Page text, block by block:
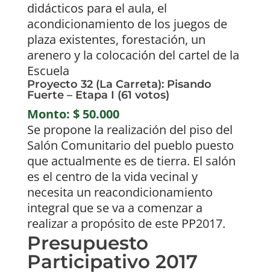
didácticos para el aula, el
acondicionamiento de los juegos de
plaza existentes, forestación, un
arenero y la colocación del cartel de la
Escuela
Proyecto 32 (La Carreta): Pisando
Fuerte – Etapa I (61 votos)
Monto: $ 50.000
Se propone la realización del piso del
Salón Comunitario del pueblo puesto
que actualmente es de tierra. El salón
es el centro de la vida vecinal y
necesita un reacondicionamiento
integral que se va a comenzar a
realizar a propósito de este PP2017.
Presupuesto
Participativo 2017